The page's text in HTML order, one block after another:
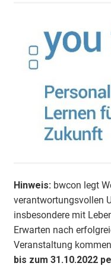
Hinweis:bwcon legt
verantwortungsvollen
insbesondere mit
Erwarten nach
Veranstaltung
bis zum 31.10.2022